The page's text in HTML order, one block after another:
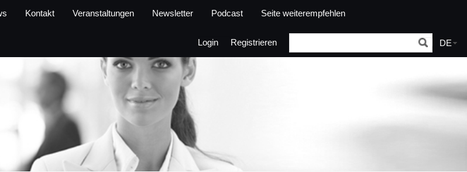
Kontakt Veranstaltungen Newsletter Podcast Seite weiterempfehlen
Login Registrieren DE